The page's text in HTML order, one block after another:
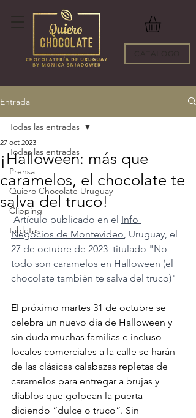
Entrada
Todas las entradas
Prensa
Quiero Chocolate Uruguay
Clipping
tabletas
Todas las entradas
¡Halloween: más que
caramelos, el chocolate te
salva del truco!
27 oct 2023
Artículo publicado en el Info
Negocios de Montevideo , Uruguay, el
27 de octubre de 2023  titulado "No
todo son caramelos en Halloween (el
chocolate también te salva del truco)"
El próximo martes 31 de octubre se
celebra un nuevo día de Halloween y
sin duda muchas familias e incluso
locales comerciales a la calle se harán
de las clásicas calabazas repletas de
caramelos para entregar a brujas y
diablos que golpean la puerta
diciendo “dulce o truco”. Sin